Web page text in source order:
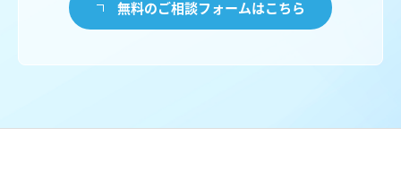
無料のご相談フォームはこちら